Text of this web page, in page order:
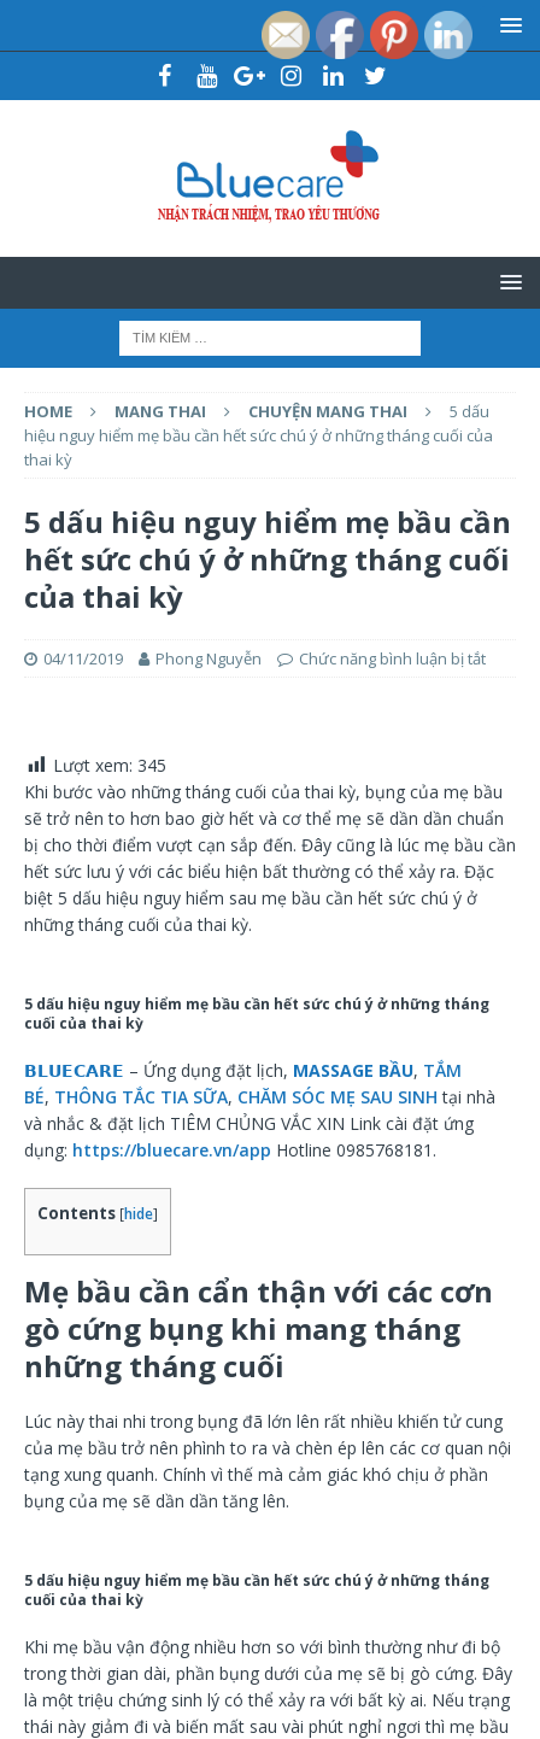
HOME MANG THAI CHUYỆN MANG THAI
5 dấu
hiệu nguy hiểm mẹ bầu cần hết sức chú ý ở những tháng cuối của
thai kỳ
5 dấu hiệu nguy hiểm mẹ bầu cần
hết sức chú ý ở những tháng cuối
của thai kỳ
04/11/2019 Phong Nguyễn Chức năng bình luận bị tắt
Lượt xem: 345
Khi bước vào những tháng cuối của thai kỳ, bụng của mẹ bầu
sẽ trở nên to hơn bao giờ hết và cơ thể mẹ sẽ dần dần chuẩn
bị cho thời điểm vượt cạn sắp đến. Đây cũng là lúc mẹ bầu cần
hết sức lưu ý với các biểu hiện bất thường có thể xảy ra. Đặc
biệt 5 dấu hiệu nguy hiểm sau mẹ bầu cần hết sức chú ý ở
những tháng cuối của thai kỳ.
5 dấu hiệu nguy hiểm mẹ bầu cần hết sức chú ý ở những tháng
cuối của thai kỳ
𝗕𝗟𝗨𝗘𝗖𝗔𝗥𝗘 – Ứng dụng đặt lịch, MASSAGE BẦU, TẮM
BÉ, THÔNG TẮC TIA SỮA, CHĂM SÓC MẸ SAU SINH tại nhà
và nhắc & đặt lịch TIÊM CHỦNG VẮC XIN Link cài đặt ứng
dụng: https://bluecare.vn/app Hotline 0985768181.
Contents [hide]
Mẹ bầu cần cẩn thận với các cơn
gò cứng bụng khi mang tháng
những tháng cuối
Lúc này thai nhi trong bụng đã lớn lên rất nhiều khiến tử cung
của mẹ bầu trở nên phình to ra và chèn ép lên các cơ quan nội
tạng xung quanh. Chính vì thế mà cảm giác khó chịu ở phần
bụng của mẹ sẽ dần dần tăng lên.
5 dấu hiệu nguy hiểm mẹ bầu cần hết sức chú ý ở những tháng
cuối của thai kỳ
Khi mẹ bầu vận động nhiều hơn so với bình thường như đi bộ
trong thời gian dài, phần bụng dưới của mẹ sẽ bị gò cứng. Đây
là một triệu chứng sinh lý có thể xảy ra với bất kỳ ai. Nếu trạng
thái này giảm đi và biến mất sau vài phút nghỉ ngơi thì mẹ bầu